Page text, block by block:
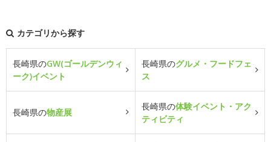
カテゴリから探す
長崎県のGW(ゴールデンウィ
ーク)イベント
長崎県のグルメ・フードフェ
ス
長崎県の物産展
長崎県の体験イベント・アク
ティビティ